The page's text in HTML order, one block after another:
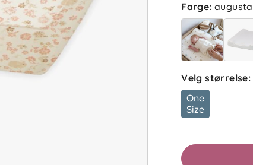
Farge: augusta
Velg størrelse:
One
Size